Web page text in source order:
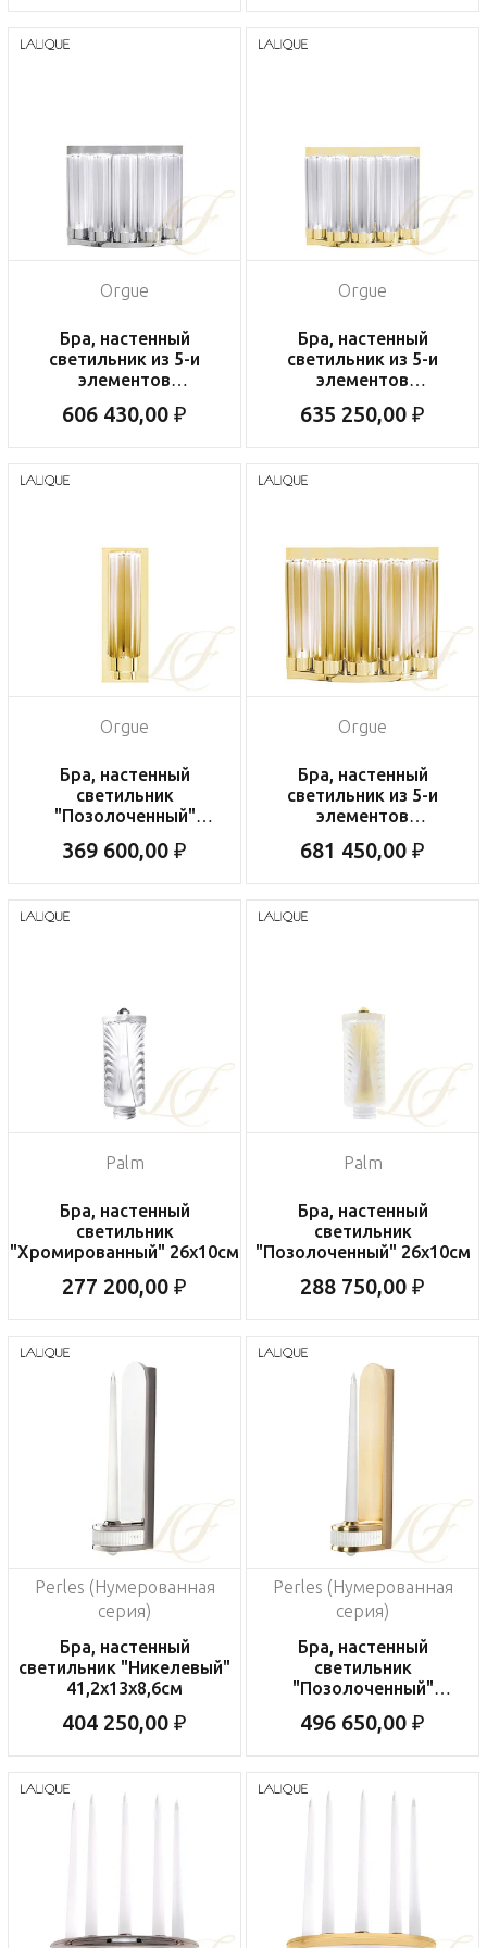
Orgue
Бра, настенный
светильник из 5-и
элементов
20x23x11см
606 430,00 ₽
Orgue
Бра, настенный
светильник из 5-и
элементов
20x23x11см
635 250,00 ₽
Orgue
Бра, настенный
светильник
"Позолоченный"
369 600,00 ₽
Orgue
Бра, настенный
светильник из 5-и
элементов
20х23х11см
681 450,00 ₽
Palm
Бра, настенный
светильник
"Хромированный" 26x10см
277 200,00 ₽
Palm
Бра, настенный
светильник
"Позолоченный" 26x10см
288 750,00 ₽
Perles (Нумерованная
серия)
Бра, настенный
светильник "Никелевый"
41,2х13х8,6см
404 250,00 ₽
Perles (Нумерованная
серия)
Бра, настенный
светильник
"Позолоченный"
496 650,00 ₽